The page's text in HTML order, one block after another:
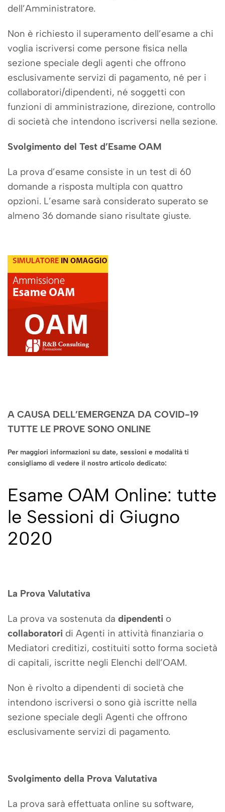
dell’Amministratore.
Non è richiesto il superamento dell’esame a chi
voglia iscriversi come persone fisica nella
sezione speciale degli agenti che offrono
esclusivamente servizi di pagamento, né per i
collaboratori/dipendenti, né soggetti con
funzioni di amministrazione, direzione, controllo
di società che intendono iscriversi nella sezione.
Svolgimento del Test d’Esame OAM
La prova d’esame consiste in un test di 60
domande a risposta multipla con quattro
opzioni. L’esame sarà considerato superato se
almeno 36 domande siano risultate giuste.
A CAUSA DELL’EMERGENZA DA COVID-19
TUTTE LE PROVE SONO ONLINE
Per maggiori informazioni su date, sessioni e modalità ti
consigliamo di vedere il nostro articolo dedicato:
Esame OAM Online: tutte
le Sessioni di Giugno
2020
La Prova Valutativa
La prova va sostenuta da dipendenti o
collaboratori di Agenti in attività finanziaria o
Mediatori creditizi, costituiti sotto forma società
di capitali, iscritte negli Elenchi dell’OAM.
Non è rivolto a dipendenti di società che
intendono iscriversi o sono già iscritte nella
sezione speciale degli Agenti che offrono
esclusivamente servizi di pagamento.
Svolgimento della Prova Valutativa
La prova sarà effettuata online su software,